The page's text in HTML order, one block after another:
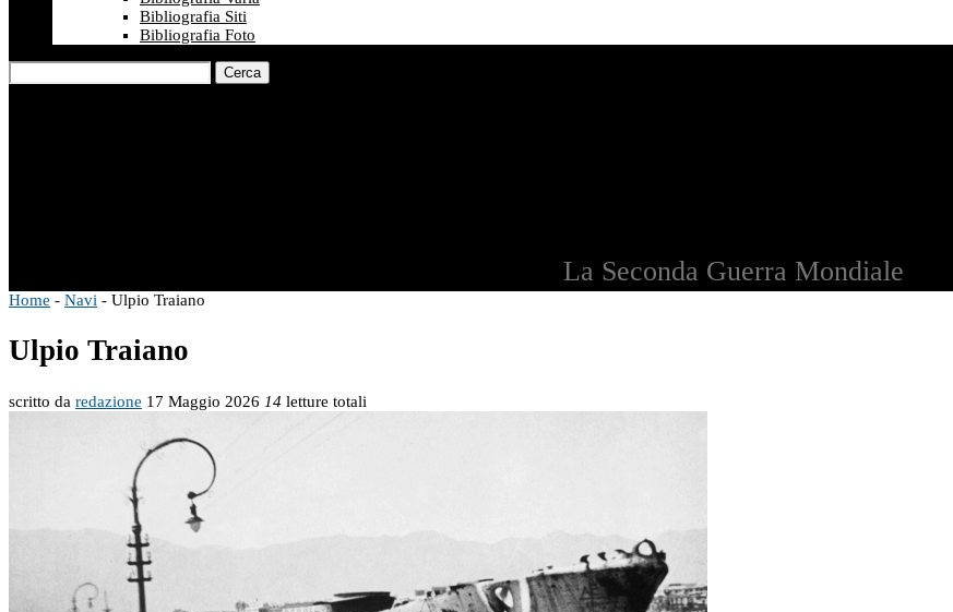
Bibliografia Siti
Bibliografia Foto
Cerca
La Seconda Guerra Mondiale
Home - Navi - Ulpio Traiano
Ulpio Traiano
scritto da redazione 17 Maggio 2026 14 letture totali